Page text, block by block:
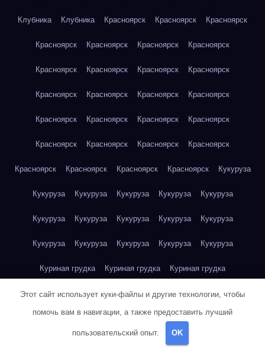
Клубника Клубника Красноярск Красноярск Красноярск
Красноярск Красноярск Красноярск Красноярск
Красноярск Красноярск Красноярск Красноярск
Красноярск Красноярск Красноярск Красноярск
Красноярск Красноярск Красноярск Красноярск
Красноярск Красноярск Красноярск Красноярск
Красноярск Красноярск Красноярск Красноярск Кукуруза
Кукуруза Кукуруза Кукуруза Кукуруза Кукуруза
Кукуруза Кукуруза Кукуруза Кукуруза Кукуруза
Кукуруза Кукуруза Кукуруза Кукуруза Кукуруза
Куриная грудка Куриная грудка Куриная грудка
Куриная грудка Куриная грудка Куриная грудка
Куриная грудка Куриная грудка
Куриное яйцо
Этот сайт использует куки-файлы и другие технологии, чтобы
помочь вам в навигации, а также предоставить лучший
пользовательский опыт. OK